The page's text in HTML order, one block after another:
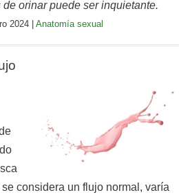
orinar puede ser inquietante.
2024 | Anatomía sexual
considera un flujo normal, varía